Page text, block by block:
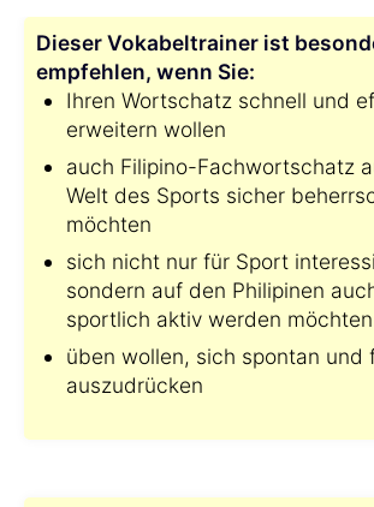
Dieser Vokabeltrainer ist
empfehlen, wenn Sie:
Ihren Wortschatz schnell und
erweitern wollen
auch Filipino-Fachwortschatz
Welt des Sports sicher
möchten
sich nicht nur für Sport
sondern auf den Philipinen
sportlich aktiv werden möchten
üben wollen, sich spontan und
auszudrücken